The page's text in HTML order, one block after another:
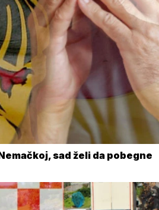
sad želi da pobegne